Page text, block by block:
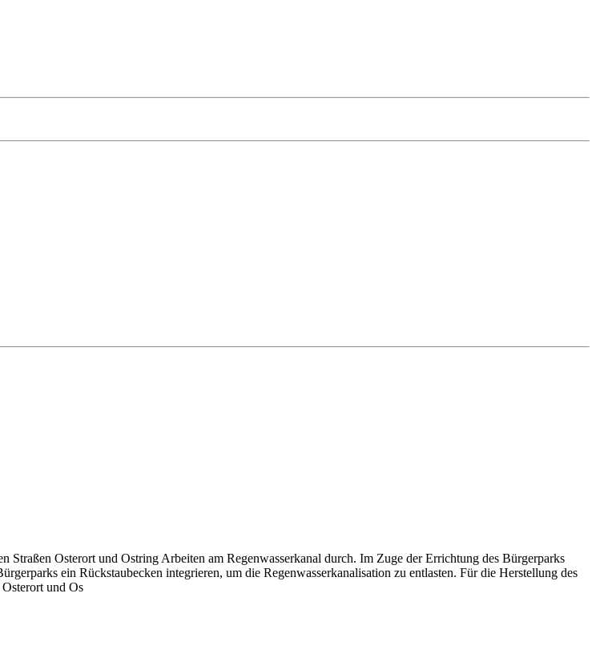
Osterort und Ostring Arbeiten am Regenwasserkanal durch. Im Zuge der Errichtung des Bürgerparks
ein Rückstaubecken integrieren, um die Regenwasserkanalisation zu entlasten. Für die Herstellung des
und Os